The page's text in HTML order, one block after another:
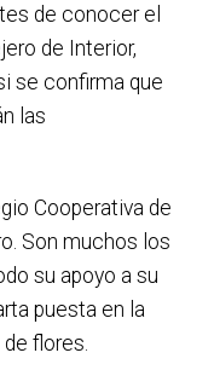
de conocer el
de Interior,
se confirma que
las
Cooperativa de
Son muchos los
su apoyo a su
puesta en la
flores.